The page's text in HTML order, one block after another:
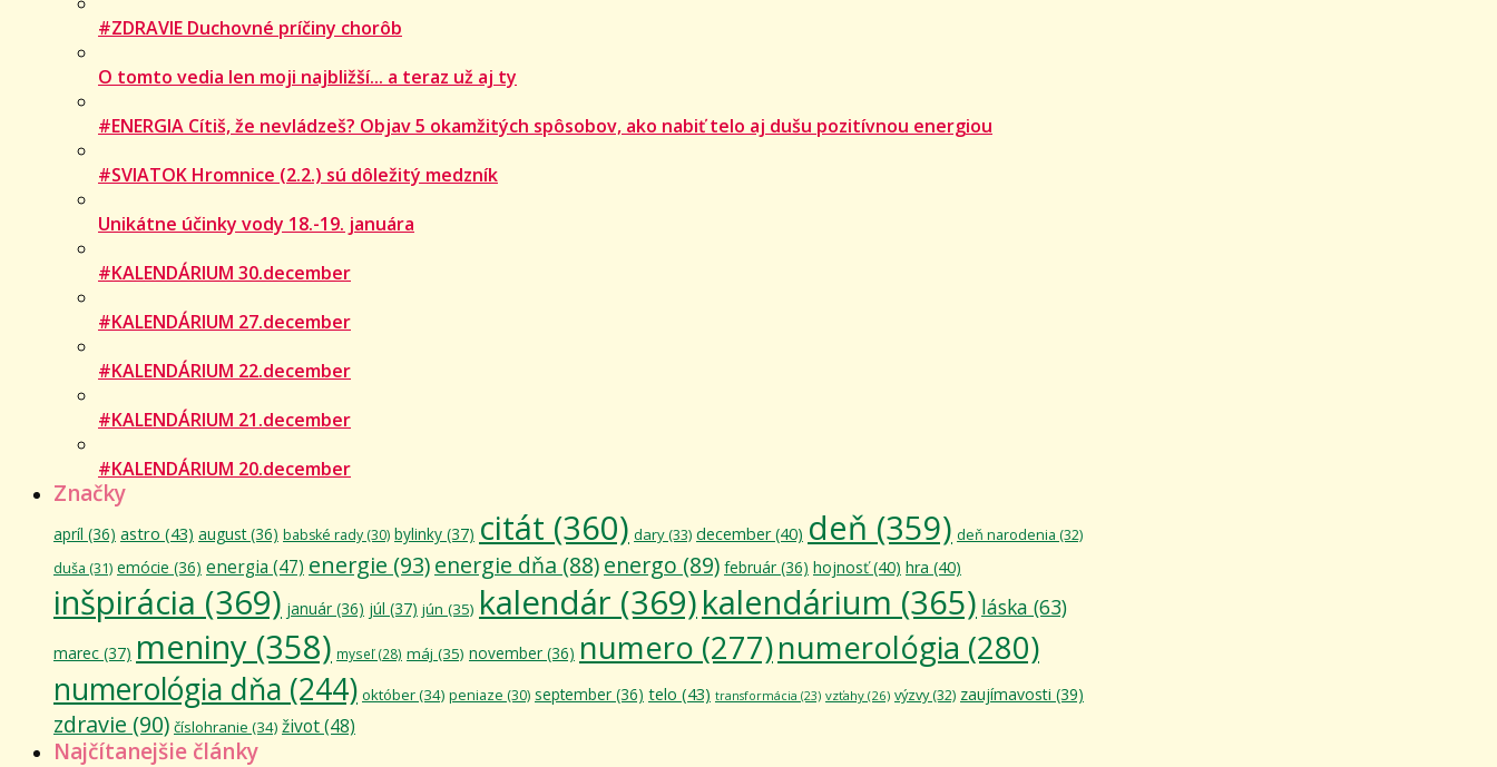
#ZDRAVIE Duchovné príčiny chorôb
O tomto vedia len moji najbližší... a teraz už aj ty
#ENERGIA Cítiš, že nevládzeš? Objav 5 okamžitých spôsobov, ako nabiť telo aj dušu pozitívnou energiou
#SVIATOK Hromnice (2.2.) sú dôležitý medzník
Unikátne účinky vody 18.-19. januára
#KALENDÁRIUM 30.december
#KALENDÁRIUM 27.december
#KALENDÁRIUM 22.december
#KALENDÁRIUM 21.december
#KALENDÁRIUM 20.december
Značky
apríl (36) astro (43) august(36) babské rady (30) bylinky (37) citát (360) dary(33) december(40) deň (359) deň narodenia (32)
duša (31) emócie (36) energia (47) energie (93)energie dňa (88)energo (89) február (36) hojnosť(40) hra (40)
inšpirácia (369) január (36) júl (37) jún (35) kalendár (369)kalendárium (365) láska (63)
marec (37) meniny (358) myseľ(28) máj (35) november (36) numero (277)numerológia (280)
numerológia dňa (244) október(34) peniaze (30) september (36) telo (43) transformácia (23) vzťahy (26) výzvy(32) zaujímavosti (39)
zdravie (90) číslohranie (34) život(48)
Najčítanejšie články